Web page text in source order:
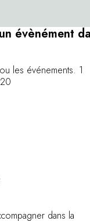
dans la
évènément
les événements. 1